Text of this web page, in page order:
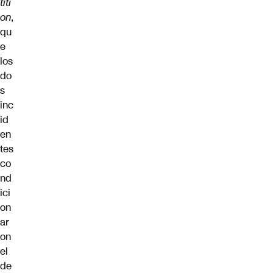
on,
qu
e
los
do
s
inc
id
en
tes
co
nd
ici
on
ar
on
el
de